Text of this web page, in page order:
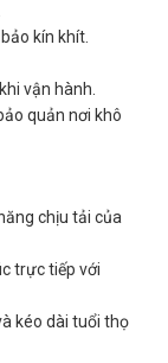
kín khít.
vận hành.
quản nơi khô
chịu tải của
trực tiếp với
kéo dài tuổi thọ